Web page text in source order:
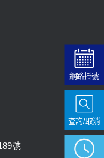
號
網路掛號
查詢/取消